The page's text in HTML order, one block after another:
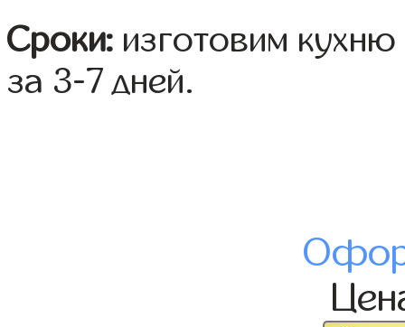
Сроки: изготовим
за 3-7 дней.